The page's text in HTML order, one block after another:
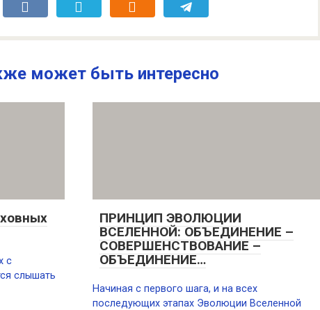
может быть интересно
с
слышать
ПРИНЦИП ЭВОЛЮЦИИ
ВСЕЛЕННОЙ: ОБЪЕДИНЕНИЕ –
СОВЕРШЕНСТВОВАНИЕ –
ОБЪЕДИНЕНИЕ…
Начиная с первого шага, и на всех
последующих этапах Эволюции Вселенной